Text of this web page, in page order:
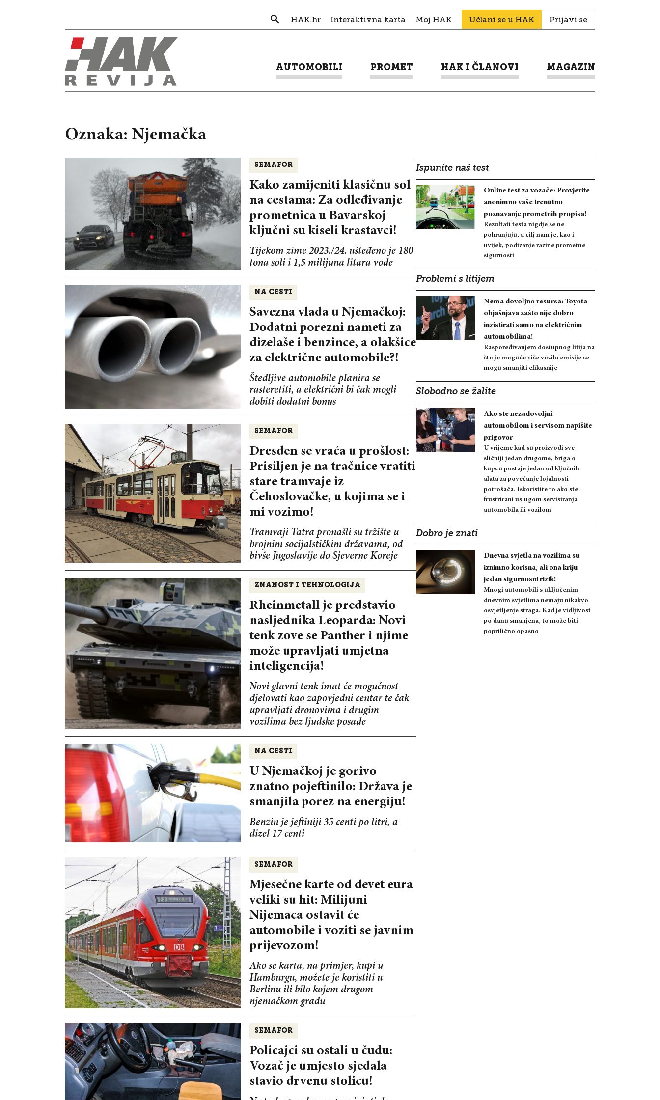
HAK.hr Interaktivna karta Moj HAK Učlani se u HAK Prijavi se
AUTOMOBILI PROMET HAK I ČLANOVI MAGAZIN
Oznaka: Njemačka
SEMAFOR
Kako zamijeniti klasičnu sol
na cestama: Za odleđivanje
prometnica u Bavarskoj
ključni su kiseli krastavci!
Tijekom zime 2023./24. ušteđeno je 180
tona soli i 1,5 milijuna litara vode
NA CESTI
Savezna vlada u Njemačkoj:
Dodatni porezni nameti za
dizelaše i benzince, a olakšice
za električne automobile?!
Štedljive automobile planira se
rasteretiti, a električni bi čak mogli
dobiti dodatni bonus
SEMAFOR
Dresden se vraća u prošlost:
Prisiljen je na tračnice vratiti
stare tramvaje iz
Čehoslovačke, u kojima se i
mi vozimo!
Tramvaji Tatra pronašli su tržište u
brojnim socijalstičkim državama, od
bivše Jugoslavije do Sjeverne Koreje
ZNANOST I TEHNOLOGIJA
Rheinmetall je predstavio
nasljednika Leoparda: Novi
tenk zove se Panther i njime
može upravljati umjetna
inteligencija!
Novi glavni tenk imat će mogućnost
djelovati kao zapovjedni centar te čak
upravljati dronovima i drugim
vozilima bez ljudske posade
NA CESTI
U Njemačkoj je gorivo
znatno pojeftinilo: Država je
smanjila porez na energiju!
Benzin je jeftiniji 35 centi po litri, a
dizel 17 centi
SEMAFOR
Mjesečne karte od devet eura
veliki su hit: Milijuni
Nijemaca ostavit će
automobile i voziti se javnim
prijevozom!
Ako se karta, na primjer, kupi u
Hamburgu, možete je koristiti u
Berlinu ili bilo kojem drugom
njemačkom gradu
SEMAFOR
Policajci su ostali u čudu:
Vozač je umjesto sjedala
stavio drvenu stolicu!
Ispunite naš test
Online test za vozače: Provjerite
anonimno vaše trenutno
poznavanje prometnih propisa!
Rezultati testa nigdje se ne
pohranjuju, a cilj nam je, kao i
uvijek, podizanje razine prometne
sigurnosti
Problemi s litijem
Nema dovoljno resursa: Toyota
objašnjava zašto nije dobro
inzistirati samo na električnim
automobilima!
Raspoređivanjem dostupnog litija na
što je moguće više vozila emisije se
mogu smanjiti efikasnije
Slobodno se žalite
Ako ste nezadovoljni
automobilom i servisom napišite
prigovor
U vrijeme kad su proizvodi sve
sličniji jedan drugome, briga o
kupcu postaje jedan od ključnih
alata za povećanje lojalnosti
potrošača. Iskoristite to ako ste
frustrirani uslugom servisiranja
automobila ili vozilom
Dobro je znati
Dnevna svjetla na vozilima su
iznimno korisna, ali ona kriju
jedan sigurnosni rizik!
Mnogi automobili s uključenim
dnevnim svjetlima nemaju nikakvo
osvjetljenje straga. Kad je vidljivost
po danu smanjena, to može biti
poprilično opasno